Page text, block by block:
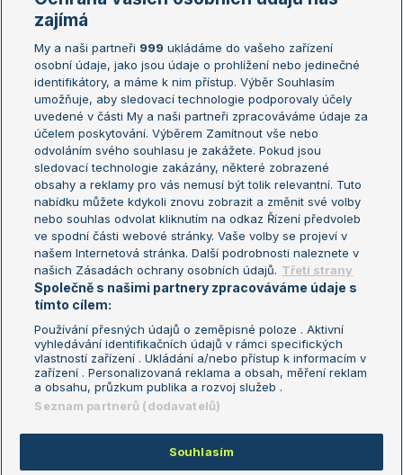
Žebříčky
Žebříček ATP (muži)
Žebříček WTA (ženy)
Sázkařský žebříček
Australian Open
French Open
Wimbledon
US Open
Turnaj mistrů
Turnaj mistryň
Aktualní trendy
Fotbalové přestupy
Livesport Daily
LS Prague Open
Podmínky užití
Nastavení soukromí
GDPR a žurnalistika
Reklama
Kontakt
Informace o zpracování osobních
údajů
zajímá
My a naši partneři 999 ukládáme do vašeho zařízení
osobní údaje, jako jsou údaje o prohlížení nebo jedinečné
identifikátory, a máme k nim přístup. Výběr Souhlasím
umožňuje, aby sledovací technologie podporovaly účely
uvedené v části My a naši partneři zpracováváme údaje za
účelem poskytování. Výběrem Zamítnout vše nebo
odvoláním svého souhlasu je zakážete. Pokud jsou
sledovací technologie zakázány, některé zobrazené
obsahy a reklamy pro vás nemusí být tolik relevantní. Tuto
nabídku můžete kdykoli znovu zobrazit a změnit své volby
nebo souhlas odvolat kliknutím na odkaz Řízení předvoleb
ve spodní části webové stránky. Vaše volby se projeví v
našem Internetová stránka. Další podrobnosti naleznete v
našich Zásadách ochrany osobních údajů. Třetí strany
Společně s našimi partnery zpracováváme údaje s
tímto cílem:
Používání přesných údajů o zeměpisné poloze . Aktivní
vyhledávání identifikačních údajů v rámci specifických
vlastností zařízení . Ukládání a/nebo přístup k informacím v
zařízení . Personalizovaná reklama a obsah, měření reklam
a obsahu, průzkum publika a rozvoj služeb .
Seznam partnerů (dodavatelů)
Souhlasím